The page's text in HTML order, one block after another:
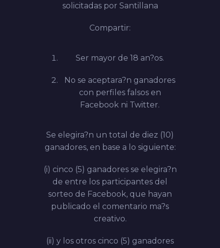
solicitadas por Santillana
Compartir:
Ser mayor de 18 an?os.
No se aceptara?n ganadores
con perfiles falsos en
Facebook ni Twitter.
Se elegira?n un total de diez (10)
ganadores, en base a lo siguiente:
(i) cinco (5) ganadores se elegira?n
de entre los participantes del
sorteo de Facebook, que hayan
publicado el comentario ma?s
creativo.
(ii) y los otros cinco (5) ganadores